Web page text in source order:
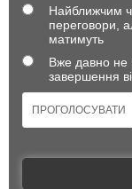
Найближчим
переговори,
матимуть
Вже давно не
завершення